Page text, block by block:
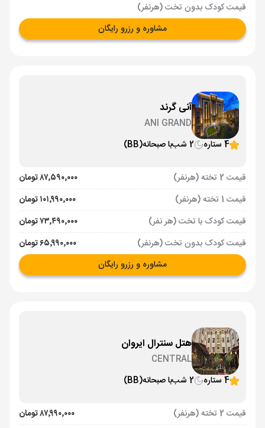
قیمت کودک بدون تخت (هرنفر)
مشاوره و رزرو رایگان
آنی گرند
ANI GRAND
4 ستاره
2 شب با صبحانه(BB)
قیمت 2 تخته (هرنفر)
۸۷٬۵۹۰٬۰۰۰ تومان
قیمت 1 تخته (هرنفر)
۱۰۱٬۹۹۰٬۰۰۰ تومان
قیمت کودک با تخت (هر نفر)
۷۳٬۴۹۰٬۰۰۰ تومان
قیمت کودک بدون تخت (هرنفر)
۶۵٬۹۹۰٬۰۰۰ تومان
مشاوره و رزرو رایگان
هتل سنترال ایروان
CENTRAL
4 ستاره
2 شب با صبحانه(BB)
قیمت 2 تخته (هرنفر)
۸۷٬۹۹۰٬۰۰۰ تومان